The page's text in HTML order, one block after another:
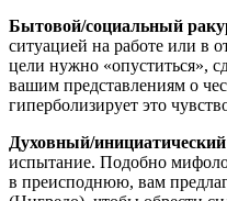
Бытовой/социальный
ситуацией на работе или в
цели нужно «опуститься»,
вашим представлениям о
гиперболизирует это
Духовный/инициатический
испытание. Подобно
в преисподнюю, вам